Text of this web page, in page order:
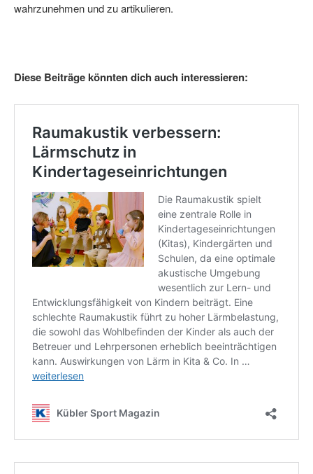
wahrzunehmen und zu artikulieren.
Diese Beiträge könnten dich auch interessieren: